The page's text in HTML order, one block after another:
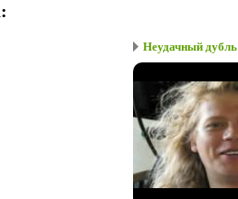
:
Неудачный дубль